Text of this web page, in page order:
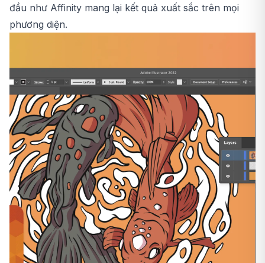
đầu như Affinity mang lại kết quả xuất sắc trên mọi
phương diện.